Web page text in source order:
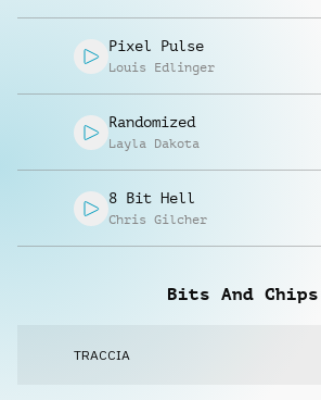
Pixel Pulse
Louis Edlinger
Randomized
Layla Dakota
8 Bit Hell
Chris Gilcher
Bits And Chips
TRACCIA